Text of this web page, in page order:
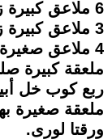
6 ملاعق كبيرة زيت.
3 ملاعق كبيرة زبد.
4 ملاعق صغيرة ثوم مفروم.
ملعقة كبيرة
ربع كوب خل
ملعقة صغيرة
ورقتا لورى.